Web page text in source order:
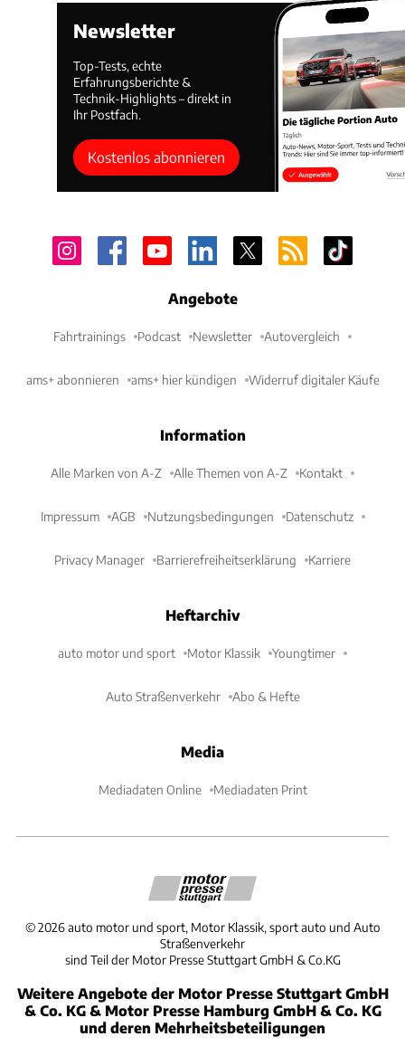
Newsletter
Top-Tests, echte
Erfahrungsberichte &
Technik-Highlights – direkt in
Ihr Postfach.
Kostenlos abonnieren
Angebote
Fahrtrainings Podcast Newsletter Autovergleich
ams+ abonnieren ams+ hier kündigen Widerruf digitaler Käufe
Information
Alle Marken von A-Z Alle Themen von A-Z Kontakt
Impressum AGB Nutzungsbedingungen Datenschutz
Privacy Manager Barrierefreiheitserklärung Karriere
Heftarchiv
auto motor und sport Motor Klassik Youngtimer
Auto Straßenverkehr Abo & Hefte
Media
Mediadaten Online Mediadaten Print
©2026 auto motor und sport, Motor Klassik, sport auto und Auto
Straßenverkehr
sind Teil der Motor Presse Stuttgart GmbH & Co.KG
Weitere Angebote der Motor Presse Stuttgart GmbH
& Co. KG & Motor Presse Hamburg GmbH & Co. KG
und deren Mehrheitsbeteiligungen